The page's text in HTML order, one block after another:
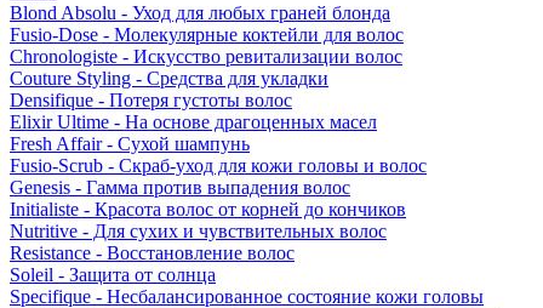
Blond Absolu - Уход для любых граней блонда
Fusio-Dose - Молекулярные коктейли для волос
Chronologiste - Искусство ревитализации волос
Couture Styling - Средства для укладки
Densifique - Потеря густоты волос
Elixir Ultime - На основе драгоценных масел
Fresh Affair - Сухой шампунь
Fusio-Scrub - Скраб-уход для кожи головы и волос
Genesis - Гамма против выпадения волос
Initialiste - Красота волос от корней до кончиков
Nutritive - Для сухих и чувствительных волос
Resistance - Восстановление волос
Soleil - Защита от солнца
Specifique - Несбалансированное состояние кожи головы